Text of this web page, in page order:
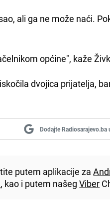
ali ga ne može naći.
općine", kaže
dvojica prijatelja,
Dodajte
putem aplikacije za
, kao i putem našegViber